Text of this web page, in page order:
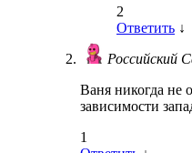
2
Ответить ↓
Российский
Ваня никогда не
зависимости
1